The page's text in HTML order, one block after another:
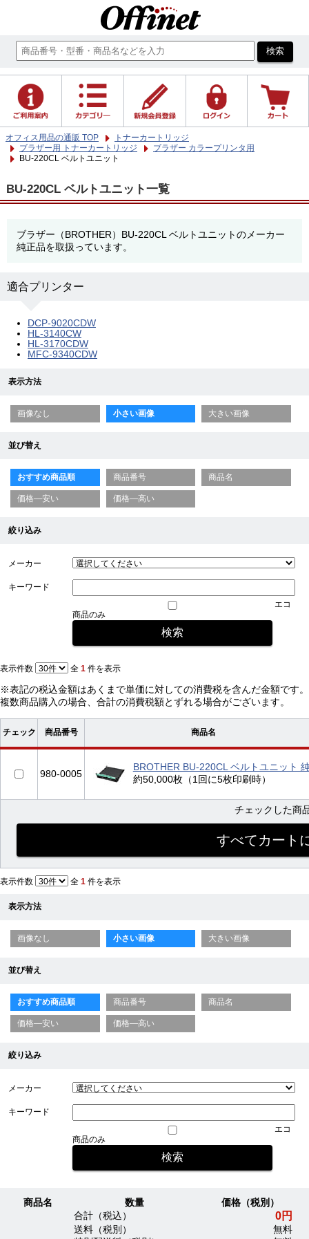
オフィス用品の通販 TOP
トナーカートリッジ
ブラザー用 トナーカートリッジ
ブラザー カラープリンタ用
BU-220CL ベルトユニット
BU-220CL ベルトユニット一覧
ブラザー（BROTHER）BU-220CL ベルトユニットのメーカー
純正品を取扱っています。
適合プリンター
DCP-9020CDW
HL-3140CW
HL-3170CDW
MFC-9340CDW
表示方法
画像なし 小さい画像 大きい画像
並び替え
おすすめ商品順 商品番号 商品名
価格—安い 価格—高い
絞り込み
メーカー
キーワード
エコ
商品のみ
表示件数 全 1 件を表示
※表記の税込金額はあくまで単価に対しての消費税を含んだ金額です。
複数商品購入の場合、合計の消費税額とずれる場合がございます。
チェック 商品番号 商品名
980-0005
BROTHER BU-220CL ベルトユニット
約50,000枚（1回に5枚印刷時）
チェックした商
表示件数 全 1 件を表示
表示方法
画像なし 小さい画像 大きい画像
並び替え
おすすめ商品順 商品番号 商品名
価格—安い 価格—高い
絞り込み
メーカー
キーワード
エコ
商品のみ
商品名 数量
価格（税別）
合計（税込）
0円
送料（税別）
無料